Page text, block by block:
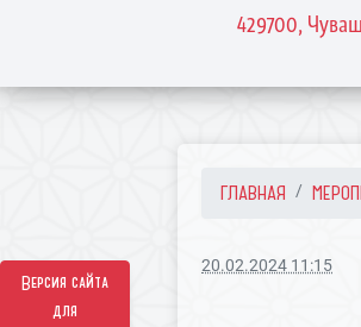
Версия сайта
для
429700,
ГЛАВНАЯ
20.02.2024 11:15